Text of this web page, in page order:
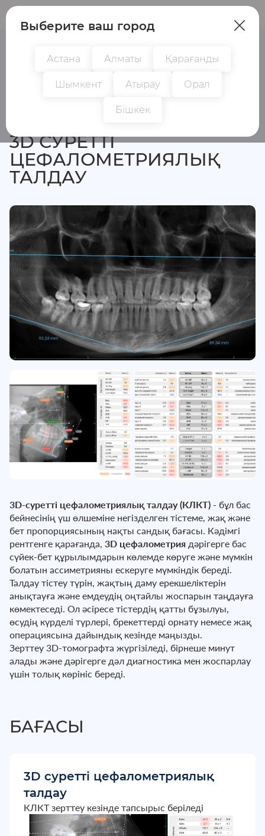
3D СУРЕТТІ
ЦЕФАЛОМЕТРИЯЛЫҚ
ТАЛДАУ
3D-суретті цефалометриялық талдау (КЛКТ) - бұл бас
бейнесінің үш өлшеміне негізделген тістеме, жақ және
бет пропорциясының нақты сандық бағасы. Кәдімгі
рентгенге қарағанда, 3D цефалометрия дәрігерге бас
сүйек-бет құрылымдарын көлемде көруге және мүмкін
болатын ассиметрияны ескеруге мүмкіндік береді.
Талдау тістеу түрін, жақтың даму ерекшеліктерін
анықтауға және емдеудің оңтайлы жоспарын таңдауға
көмектеседі. Ол әсіресе тістердің қатты бұзылуы,
өсудің күрделі түрлері, брекеттерді орнату немесе жақ
операциясына дайындық кезінде маңызды.
Зерттеу 3D-томографта жүргізіледі, бірнеше минут
алады және дәрігерге дәл диагностика мен жоспарлау
үшін толық көрініс береді.
БАҒАСЫ
3D суретті цефалометриялық
талдау
КЛКТ зерттеу кезінде тапсырыс беріледі
Выберите ваш город
Астана Алматы Қарағанды
Шымкент Атырау Орал
Бішкек